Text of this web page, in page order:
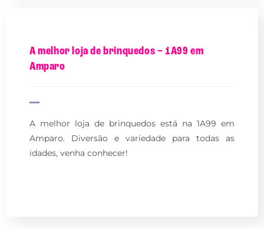
A melhor loja de brinquedos – 1A99 em
Amparo
A melhor loja de brinquedos está na 1A99 em
Amparo. Diversão e variedade para todas as
idades, venha conhecer!